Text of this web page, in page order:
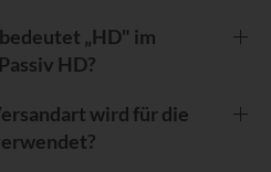
„HD" im
HD?
wird für die